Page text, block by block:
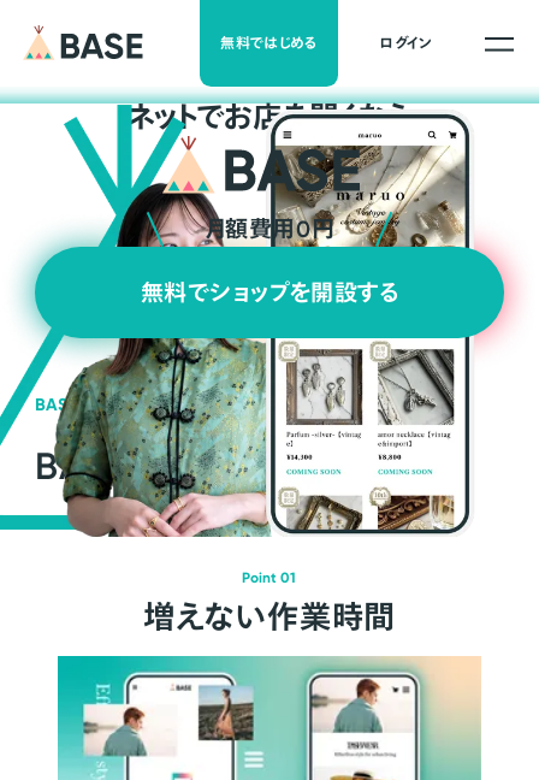
無料ではじめる ログイン
ネットでお店を開くなら
月額費用0円
無料でショップを開設する
BASEの強み
BASEが強い3つの理由
Point 01
増えない作業時間